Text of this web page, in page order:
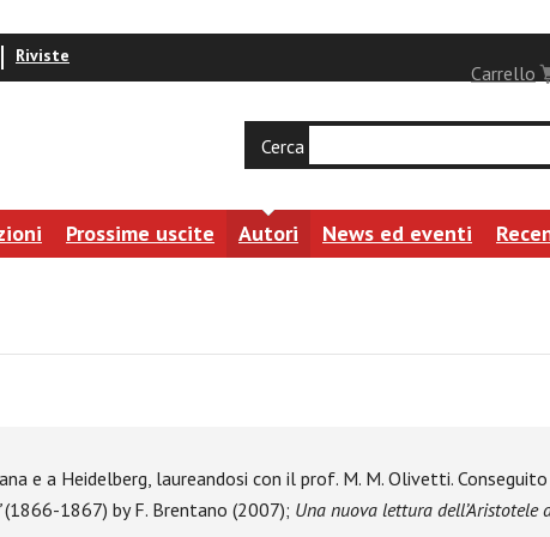
Riviste
Carrello
Cerca
Prossime uscite Autori News ed eventi
e a Heidelberg, laureandosi con il prof. M. M. Olivetti.
(1866-1867) by F. Brentano (2007); Una nuova lettura